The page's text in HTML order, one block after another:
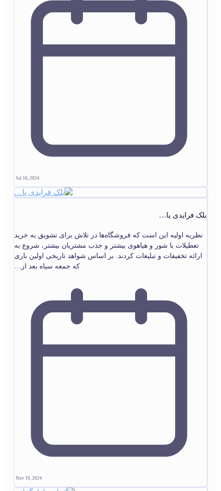
Jul 16, 2024
بلک فرایدی یا…
نظریه اولیه این است که فروشگاه‌ها در تلاش برای تشویق به خرید
تعطیلات با شور و هیاهوی بیشتر و جذب مشتریان بیشتر، شروع به
ارائه تخفیفات و تبلیغات کردند. بر اساس شواهد تاریخی اولین باری
که جمعه سیاه بعد از…
Nov 19, 2024